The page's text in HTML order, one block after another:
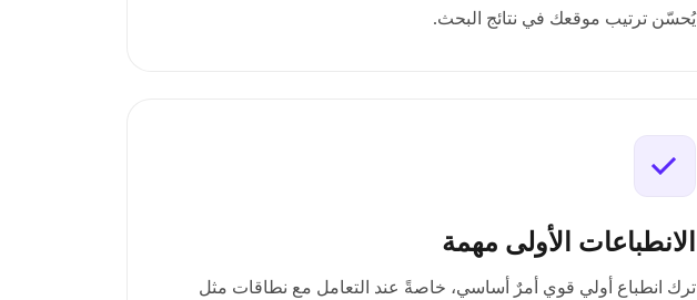
يُحسّن ترتيب موقعك في نتائج البحث.
الانطباعات الأولى مهمة
ترك انطباع أولي قوي أمرٌ أساسي، خاصةً عند التعامل مع نطاقات مثل